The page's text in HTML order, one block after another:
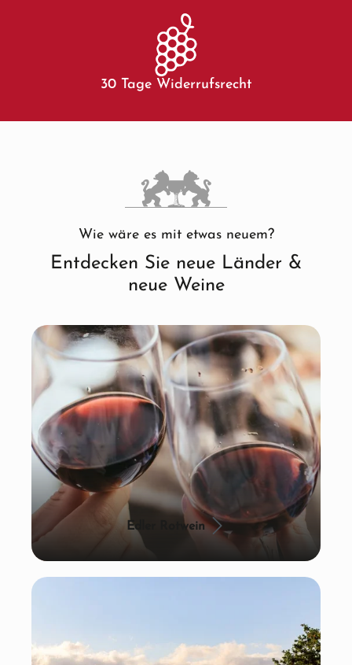
30 Tage Widerrufsrecht
Wie wäre es mit etwas neuem?
Entdecken Sie neue Länder &
neue Weine
Edler Rotwein